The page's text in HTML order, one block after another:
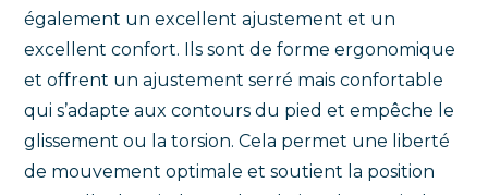
également un excellent ajustement et un
excellent confort. Ils sont de forme ergonomique
et offrent un ajustement serré mais confortable
qui s’adapte aux contours du pied et empêche le
glissement ou la torsion. Cela permet une liberté
de mouvement optimale et soutient la position